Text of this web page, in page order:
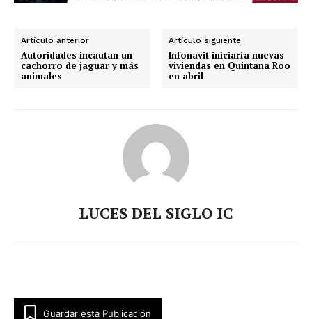
Artículo anterior
Autoridades incautan un
cachorro de jaguar y más
animales
Artículo siguiente
Infonavit iniciaría nuevas
viviendas en Quintana Roo
en abril
LUCES DEL SIGLO IC
Guardar esta Publicación